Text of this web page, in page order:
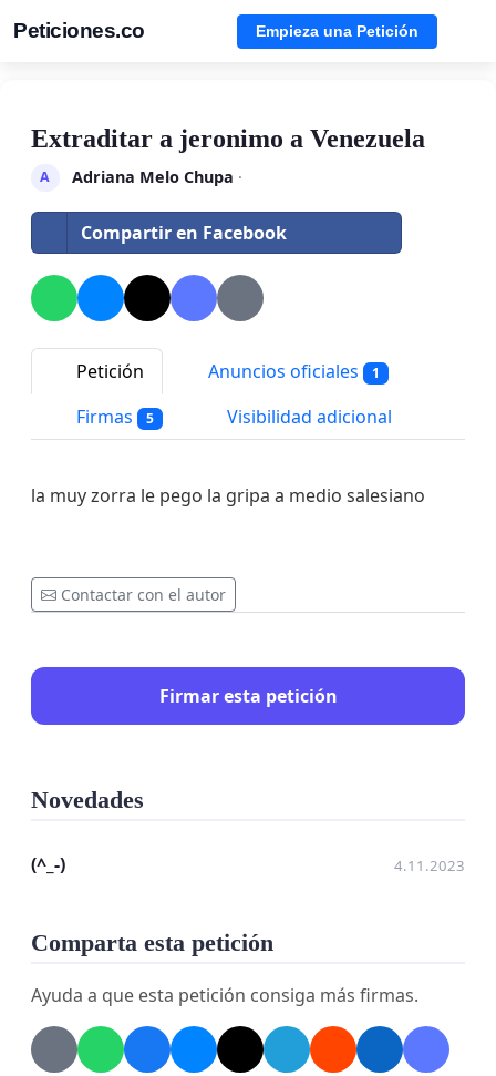
Peticiones.co Empieza una Petición
Extraditar a jeronimo a Venezuela
A Adriana Melo Chupa ·
Compartir en Facebook
Petición Anuncios oficiales 1
Firmas 5 Visibilidad adicional
la muy zorra le pego la gripa a medio salesiano
Contactar con el autor
Firmar esta petición
Novedades
(^_-) 4.11.2023
Comparta esta petición
Ayuda a que esta petición consiga más firmas.